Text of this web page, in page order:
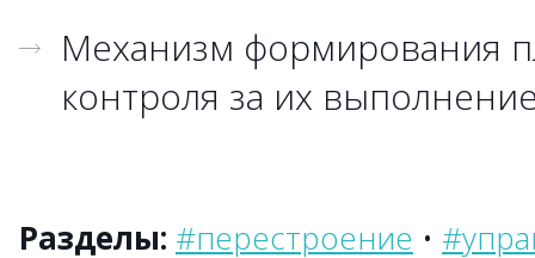
Механизм формирования
контроля за их
Разделы: #перестроение •